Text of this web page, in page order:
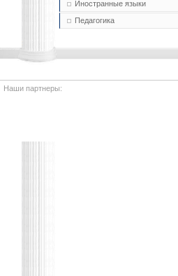
Иностранные языки
Педагогика
Наши партнеры: